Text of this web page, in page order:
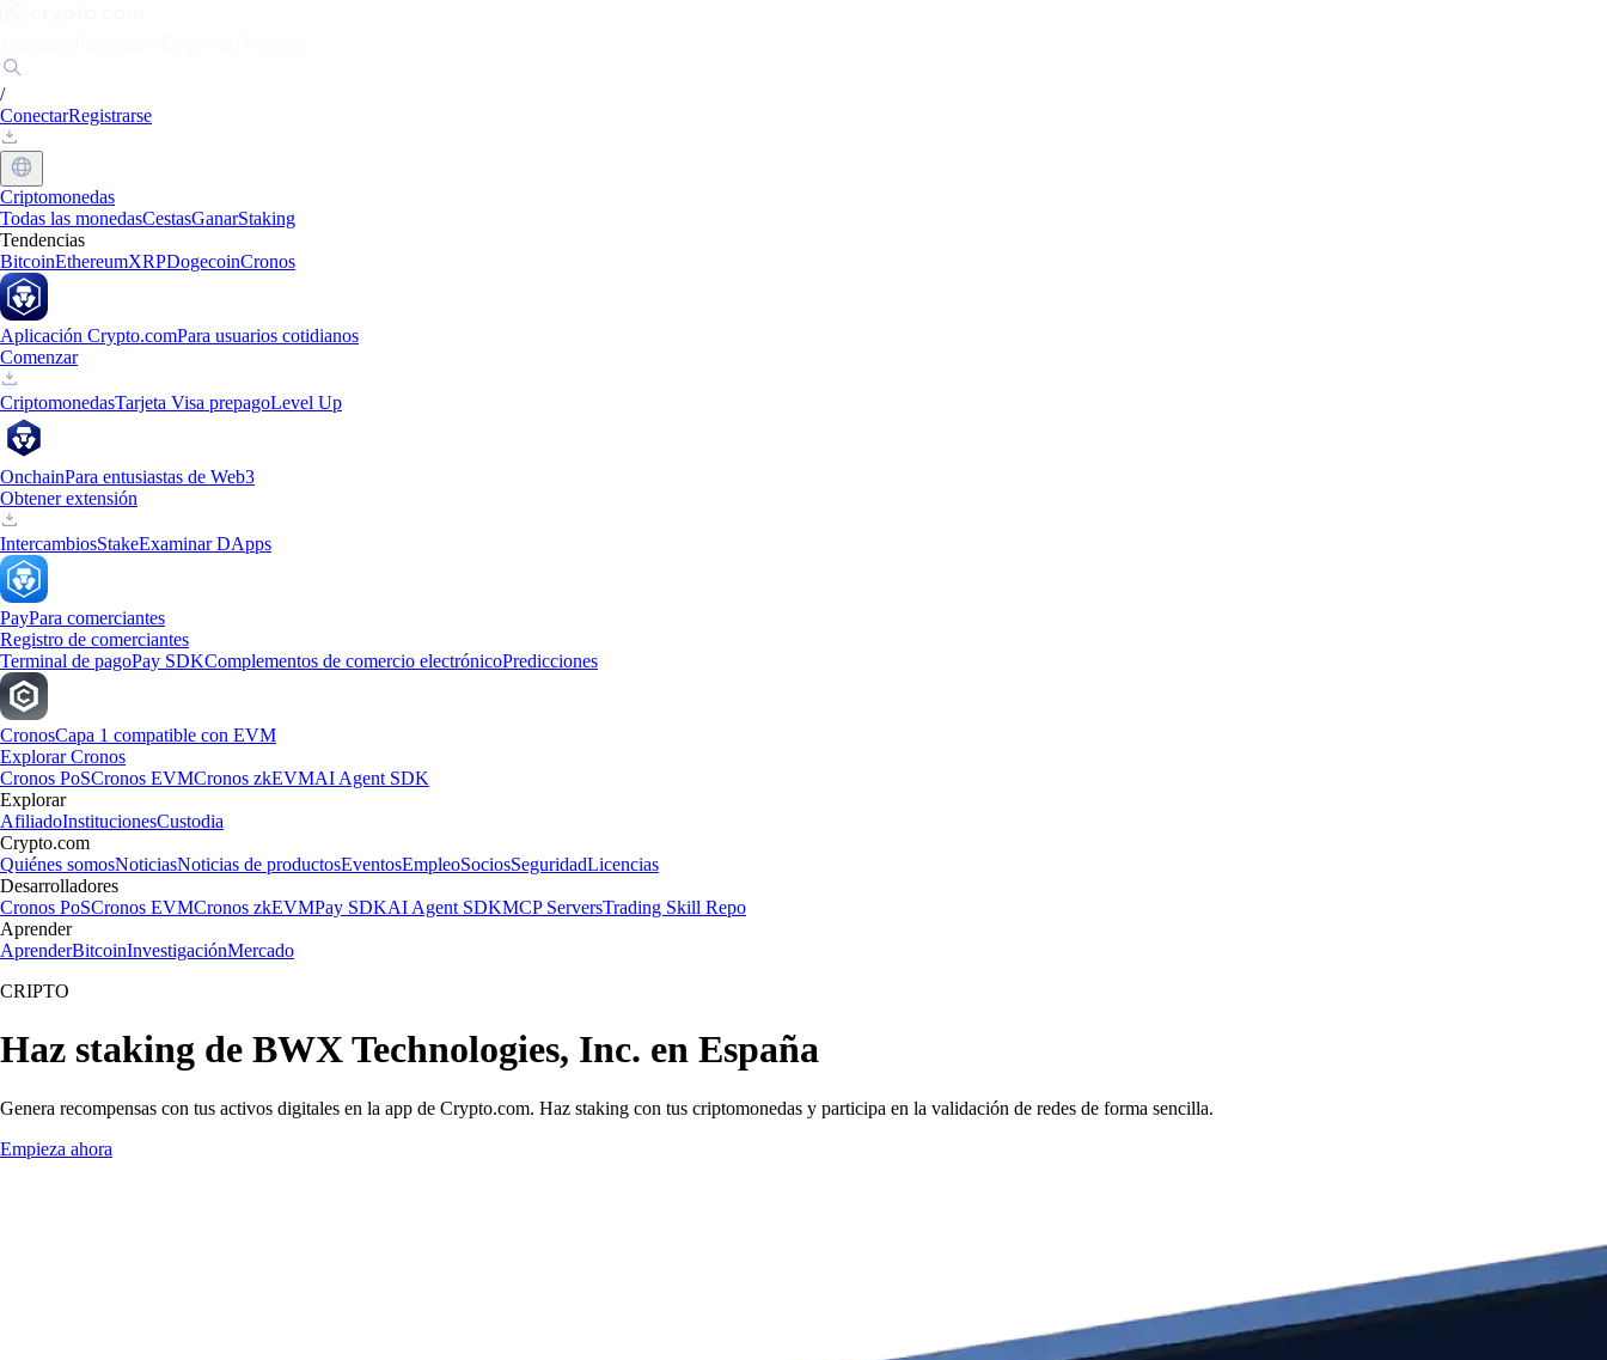
/
ConectarRegistrarse
Criptomonedas
Todas las monedasCestasGanarStaking
Tendencias
BitcoinEthereumXRPDogecoinCronos
Aplicación Crypto.comPara usuarios cotidianos
Comenzar
CriptomonedasTarjeta Visa prepagoLevel Up
OnchainPara entusiastas de Web3
Obtener extensión
IntercambiosStakeExaminar DApps
PayPara comerciantes
Registro de comerciantes
Terminal de pagoPay SDKComplementos de comercio electrónicoPredicciones
CronosCapa 1 compatible con EVM
Explorar Cronos
Cronos PoSCronos EVMCronos zkEVMAI Agent SDK
Explorar
AfiliadoInstitucionesCustodia
Crypto.com
Quiénes somosNoticiasNoticias de productosEventosEmpleoSociosSeguridadLicencias
Desarrolladores
Cronos PoSCronos EVMCronos zkEVMPay SDKAI Agent SDKMCP ServersTrading Skill Repo
Aprender
AprenderBitcoinInvestigaciónMercado
CRIPTO
Haz staking de BWX Technologies, Inc. en España
Genera recompensas con tus activos digitales en la app de Crypto.com. Haz staking con tus criptomonedas y participa en la validación de redes de forma sencilla.
Empieza ahora